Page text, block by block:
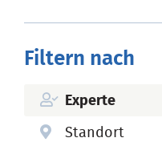
Filtern nach
Experte
Standort